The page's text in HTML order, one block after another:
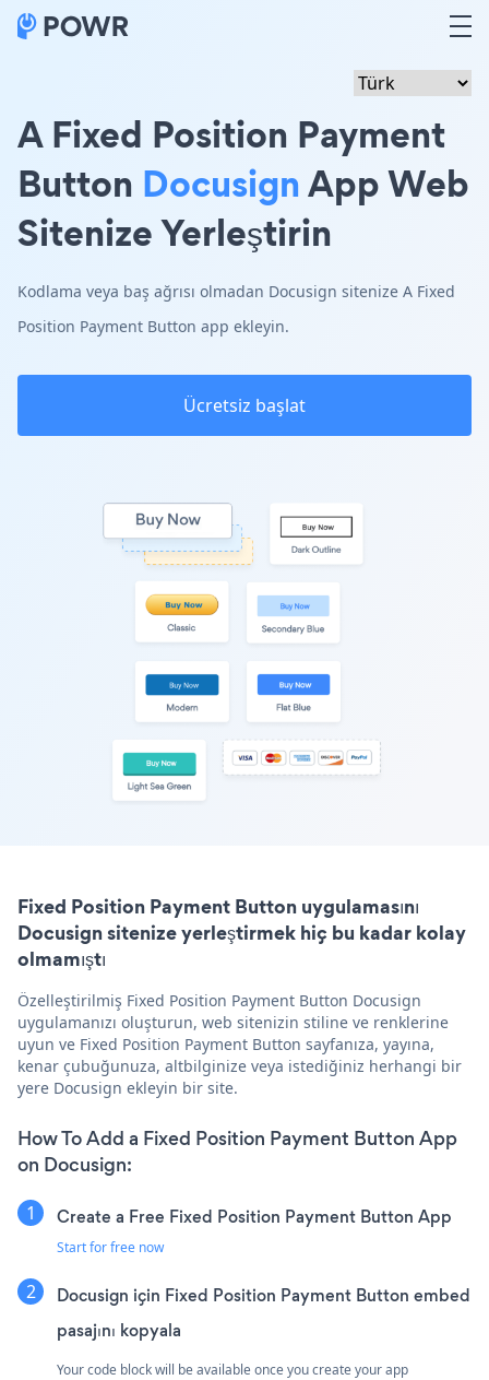
A Fixed Position Payment
Button DocusignApp Web
Sitenize Yerleştirin
Kodlama veya baş ağrısı olmadan Docusign sitenize A Fixed
Position Payment Button app ekleyin.
Ücretsiz başlat
Fixed Position Payment Button uygulamasını
Docusign sitenize yerleştirmek hiç bu kadar kolay
olmamıştı
Özelleştirilmiş Fixed Position Payment Button Docusign
uygulamanızı oluşturun, web sitenizin stiline ve renklerine
uyun ve Fixed Position Payment Button sayfanıza, yayına,
kenar çubuğunuza, altbilginize veya istediğiniz herhangi bir
yere Docusign ekleyin bir site.
How To Add a Fixed Position Payment Button App
on Docusign:
Create a Free Fixed Position Payment Button App
Start for free now
Docusign için Fixed Position Payment Button embed
pasajını kopyala
Your code block will be available once you create your app